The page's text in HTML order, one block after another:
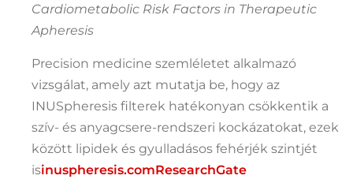
Cardiometabolic Risk Factors in Therapeutic
Apheresis
Precision medicine szemléletet alkalmazó
vizsgálat, amely azt mutatja be, hogy az
INUSpheresis filterek hatékonyan csökkentik a
szív- és anyagcsere-rendszeri kockázatokat, ezek
között lipidek és gyulladásos fehérjék szintjét
isinuspheresis.comResearchGate